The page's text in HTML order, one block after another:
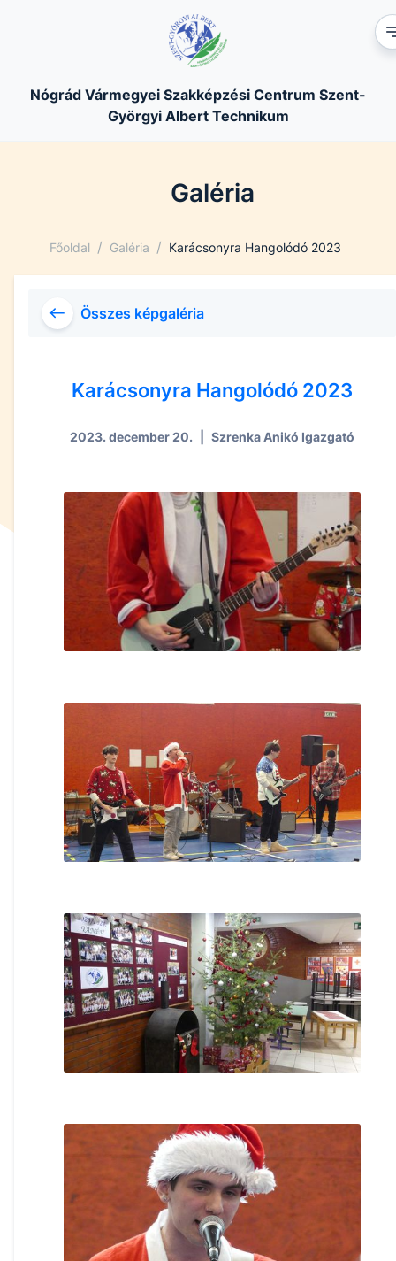
Nógrád Vármegyei Szakképzési Centrum Szent-
Györgyi Albert Technikum
Galéria
Főoldal / Galéria / Karácsonyra Hangolódó 2023
Összes képgaléria
Karácsonyra Hangolódó 2023
2023. december 20. Szrenka Anikó Igazgató